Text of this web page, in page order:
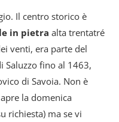
Il centro storico è
in pietra alta trentatré
venti, era parte del
Saluzzo fino al 1463,
di Savoia. Non è
la domenica
richiesta) ma se vi